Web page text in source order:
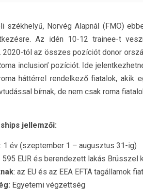
székhelyű, Norvég Alapnál (FMO)
Az idén 10-12 trainee-t
2020-tól az összes pozíciót donor
inclusion’ pozíciót. Ide
háttérrel rendelkező fiatalok, akik
bírnak, de nem csak roma
jellemzői:
: 1 év (szeptember 1 – augusztus 31-ig)
595 EUR és berendezett lakás Brüsszel
: az EU és az EEA EFTA tagállamok
Egyetemi végzettség